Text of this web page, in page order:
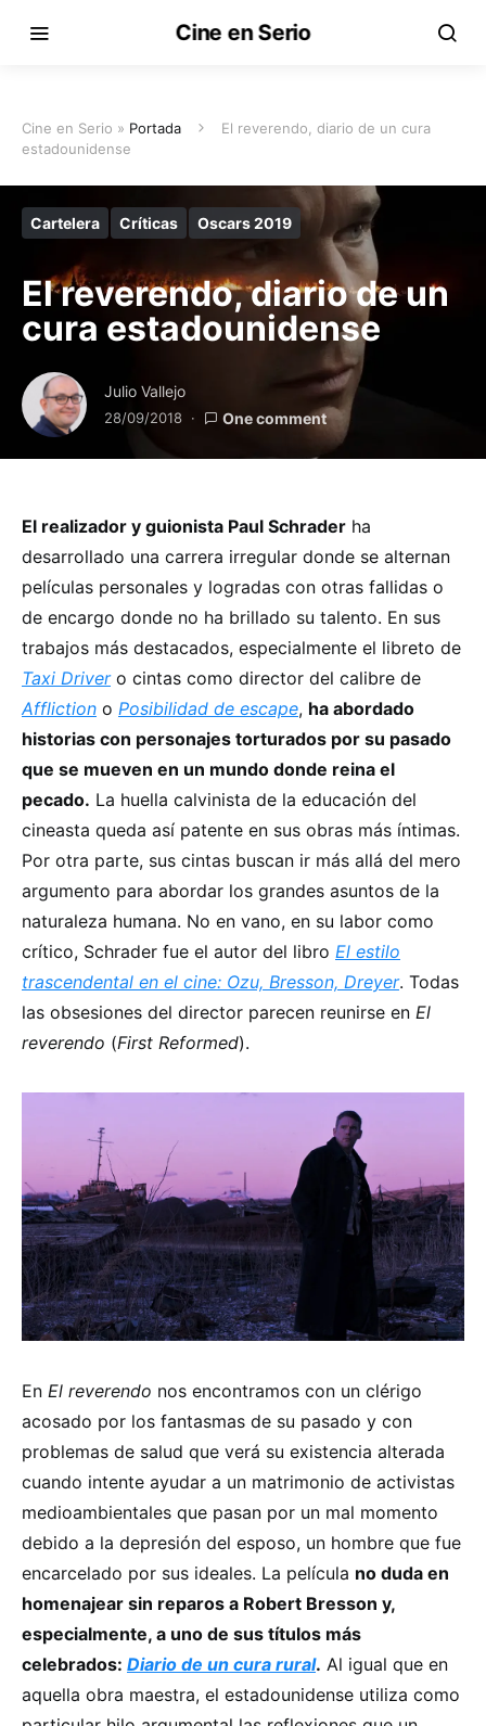
Cine en Serio
Cine en Serio » Portada
El reverendo, diario de un cura
estadounidense
Cartelera Críticas Oscars 2019
El reverendo, diario de un
cura estadounidense
Julio Vallejo
28/09/2018 One comment
El realizador y guionista Paul Schrader ha
desarrollado una carrera irregular donde se alternan
películas personales y logradas con otras fallidas o
de encargo donde no ha brillado su talento. En sus
trabajos más destacados, especialmente el libreto de
Taxi Drivero cintas como director del calibre de
Affliction o Posibilidad de escape, ha abordado
historias con personajes torturados por su pasado
que se mueven en un mundo donde reina el
pecado. La huella calvinista de la educación del
cineasta queda así patente en sus obras más íntimas.
Por otra parte, sus cintas buscan ir más allá del mero
argumento para abordar los grandes asuntos de la
naturaleza humana. No en vano, en su labor como
crítico, Schrader fue el autor del libro El estilo
trascendental en el cine: Ozu, Bresson, Dreyer. Todas
las obsesiones del director parecen reunirse en El
reverendo (First Reformed).
En El reverendo nos encontramos con un clérigo
acosado por los fantasmas de su pasado y con
problemas de salud que verá su existencia alterada
cuando intente ayudar a un matrimonio de activistas
medioambientales que pasan por un mal momento
debido a la depresión del esposo, un hombre que fue
encarcelado por sus ideales. La película no duda en
homenajear sin reparos a Robert Bresson y,
especialmente, a uno de sus títulos más
celebrados: Diario de un cura rural. Al igual que en
aquella obra maestra, el estadounidense utiliza como